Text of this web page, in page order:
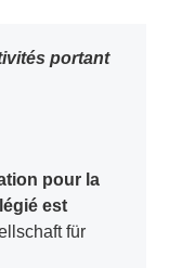
portant
pour la
est
für